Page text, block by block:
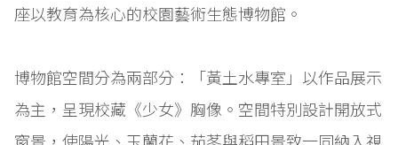
座以教育為核心的校園藝術生態博物館。
博物館空間分為兩部分：「黃土水專室」以作品展示
為主，呈現校藏《少女》胸像。空間特別設計開放式